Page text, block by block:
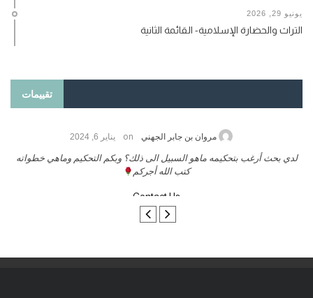
يونيو 29, 2026
التراث والحضارة الإسلامية- القائمة الثانية
تقييمات
لدي
حامد الزريقي on يناير 25, 2026
السلام عليكم ورحمة الله وبركاتة أرغب بنشر كتابي معكم